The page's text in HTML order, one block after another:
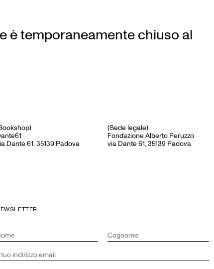
è temporaneamente chiuso al
Dante 61, 35139 Padova
(Sede legale)
Fondazione Alberto Peruzzo
via Dante 61, 35139 Padova